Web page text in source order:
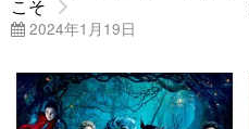
こそ
2024年1月19日